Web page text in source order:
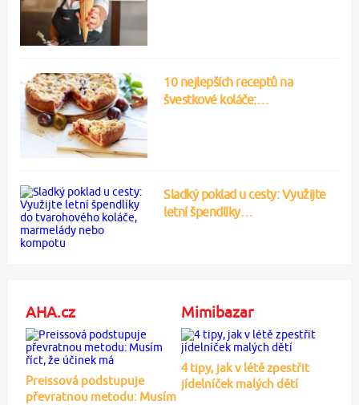
10 nejlepších receptů na
švestkové koláče:…
Sladký poklad u cesty: Využijte
letní špendlíky…
AHA.cz
Preissová podstupuje
převratnou metodu: Musím
Mimibazar
4 tipy, jak v létě zpestřit
jídelníček malých dětí